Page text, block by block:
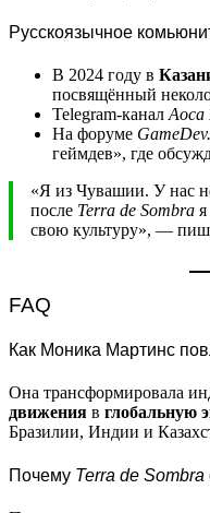
Русскоязычное
В 2024 году в
посвящённый
Telegram-канал Aoca
На форуме
геймдев», где
«Я из Чувашии. У нас
после Terra de Sombra
свою культуру», —
FAQ
Как Моника Мартинс
Она трансформировала
движения в глобальную
Бразилии, Индии и
Почему Terra de Sombra